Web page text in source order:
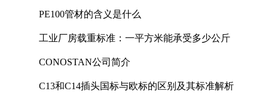
PE100管材的含义是什么
工业厂房载重标准：一平方米能承受多少公斤
CONOSTAN公司简介
C13和C14插头国标与欧标的区别及其标准解析